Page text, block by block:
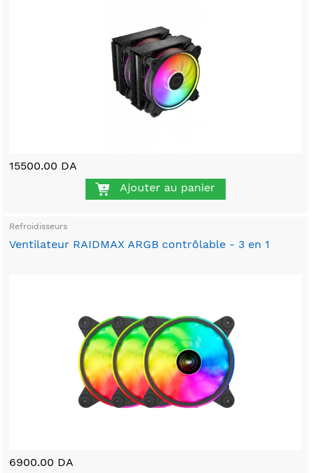
15500.00 DA
Ajouter au panier
Refroidisseurs
Ventilateur RAIDMAX ARGB contrôlable - 3 en 1
6900.00 DA